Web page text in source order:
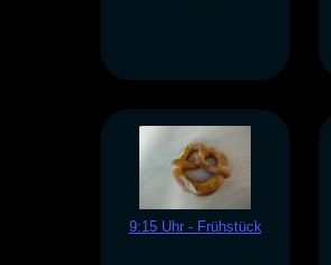
9:15 Uhr - Frühstück